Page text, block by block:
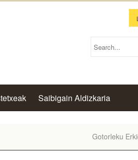
Saibigain Aldizkaria
Gotorleku